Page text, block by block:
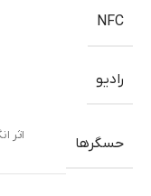
NFC
رادیو
حسگرها